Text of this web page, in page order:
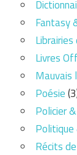
Fantasy
Livres Off
Mauvais
Poésie
Policier
Politique
Récits